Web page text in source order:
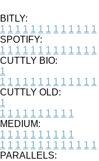
BITLY:
1 1 1 1 1 1 1 1 1 1 1 1 1
SPOTIFY:
1 1 1 1 1 1 1 1 1 1 1 1 1
CUTTLY BIO:
1
1 1 1 1 1 1 1 1 1 1 1 1 1
CUTTLY OLD:
1
1 1 1 1 1 1 1 1 1 1
MEDIUM:
1 1 1 1 1 1 1 1 1 1
1 1 1 1 1 1 1 1 1 1 1 1 1
PARALLELS: